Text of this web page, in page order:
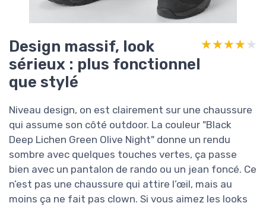
Design massif, look
sérieux : plus fonctionnel
que stylé
★★★★★
★★★★★
Niveau design, on est clairement sur une chaussure
qui assume son côté outdoor. La couleur "Black
Deep Lichen Green Olive Night" donne un rendu
sombre avec quelques touches vertes, ça passe
bien avec un pantalon de rando ou un jean foncé. Ce
n’est pas une chaussure qui attire l’œil, mais au
moins ça ne fait pas clown. Si vous aimez les looks